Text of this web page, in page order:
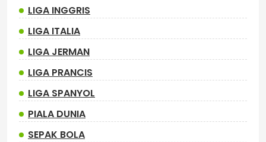
LIGA INGGRIS
LIGA ITALIA
LIGA JERMAN
LIGA PRANCIS
LIGA SPANYOL
PIALA DUNIA
SEPAK BOLA